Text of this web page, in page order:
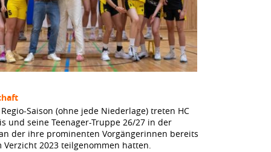
Saison (ohne jede Niederlage) treten HC
und seine Teenager-Truppe 26/27 in der
der ihre prominenten Vorgängerinnen bereits
Verzicht 2023 teilgenommen hatten.